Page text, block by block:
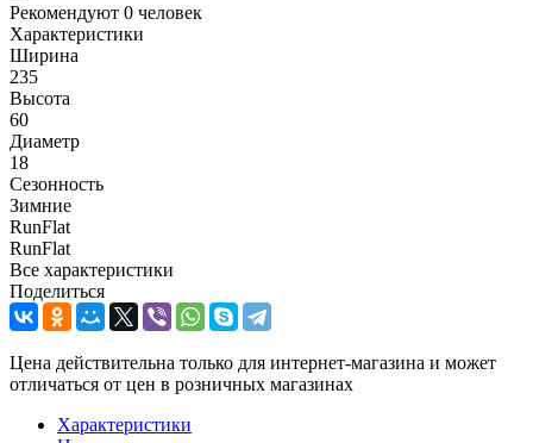
Рекомендуют 0 человек
Характеристики
Ширина
235
Высота
60
Диаметр
18
Сезонность
Зимние
RunFlat
RunFlat
Все характеристики
Поделиться
Цена действительна только для интернет-магазина и может
отличаться от цен в розничных магазинах
Характеристики